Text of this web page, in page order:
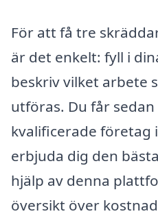
För att få tre
är det enkelt: fyll i
beskriv vilket arbete
utföras. Du får
kvalificerade företag
erbjuda dig den
hjälp av denna
översikt över